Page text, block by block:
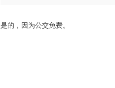
是的，因为公交免费。